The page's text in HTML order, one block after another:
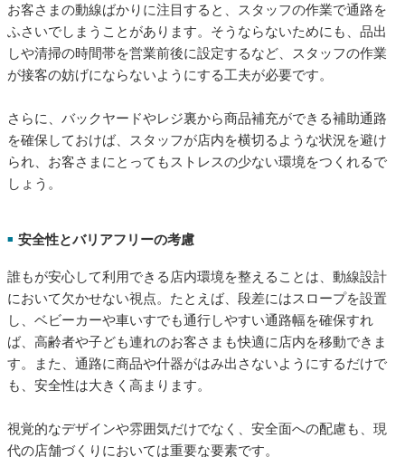
お客さまの動線ばかりに注目すると、スタッフの作業で通路を
ふさいでしまうことがあります。そうならないためにも、品出
しや清掃の時間帯を営業前後に設定するなど、スタッフの作業
が接客の妨げにならないようにする工夫が必要です。
さらに、バックヤードやレジ裏から商品補充ができる補助通路
を確保しておけば、スタッフが店内を横切るような状況を避け
られ、お客さまにとってもストレスの少ない環境をつくれるで
しょう。
■ 安全性とバリアフリーの考慮
誰もが安心して利用できる店内環境を整えることは、動線設計
において欠かせない視点。たとえば、段差にはスロープを設置
し、ベビーカーや車いすでも通行しやすい通路幅を確保すれ
ば、高齢者や子ども連れのお客さまも快適に店内を移動できま
す。また、通路に商品や什器がはみ出さないようにするだけで
も、安全性は大きく高まります。
視覚的なデザインや雰囲気だけでなく、安全面への配慮も、現
代の店舗づくりにおいては重要な要素です。